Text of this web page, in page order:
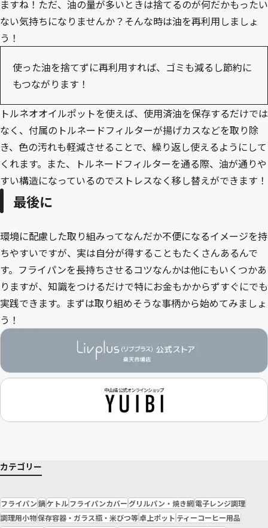
ますね！ただ、油の量が多いときは捨てるのが何だかもったい
ない気持ちになりませんか？そんな時は油を再利用しましょ
う！
使った油を捨てずに再利用すれば、ゴミも減るし節約に
もつながります！
トルネオオイルポットを使えば、使用済油を保存するだけでは
なく、付属のトルネードフィルターが揚げカスなどを取り除
き、色の汚れも軽減させることで、繰り返し使えるようにして
くれます。また、トルネードフィルターを通る際、油が通りや
すい構造になっているのでストレスなく移し替えができます！
最後に
環境に配慮した取り組みってなんだか不便になるイメージを持
ちやすいですが、実は自分が得することもたくさんあるんで
す。フライパンを長持ちさせるコツなんかは他にもいくつかあ
りますが、知識をつけるだけで特にお金もかからずすぐにでも
実践できます。まずは取り組めそうな事柄から始めてみましょ
う！
カテゴリー
フライパン鍋ケトルフライパンカバーグリルパン・焼き網電子レンジ調理
調理用小物保存容器・ガラス瓶・米びつ等卓上ポット ティーコーヒー用品